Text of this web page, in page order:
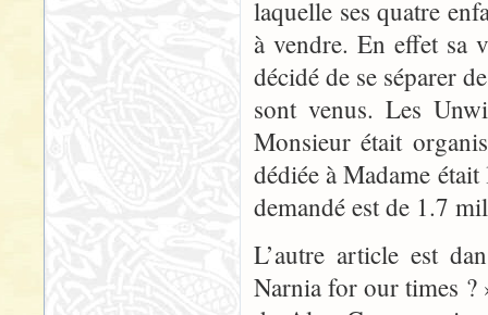
laquelle ses quatre
à vendre. En effet sa
décidé de se séparer
sont venus. Les
Monsieur était
dédiée à Madame
demandé est de 1.7
L’autre article est
Narnia for our times ?